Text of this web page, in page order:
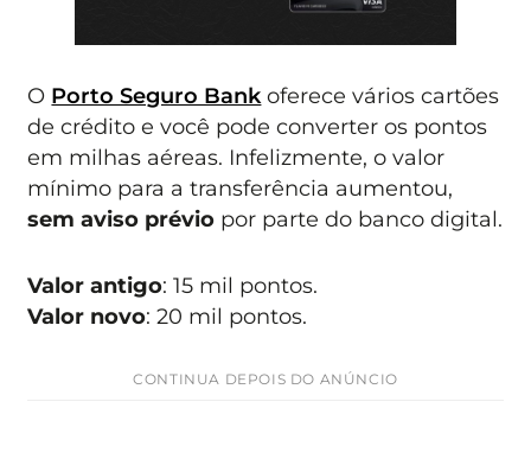
O Porto Seguro Bank oferece vários cartões
de crédito e você pode converter os pontos
em milhas aéreas. Infelizmente, o valor
mínimo para a transferência aumentou,
sem aviso prévio por parte do banco digital.
Valor antigo: 15 mil pontos.
Valor novo: 20 mil pontos.
CONTINUA DEPOIS DO ANÚNCIO